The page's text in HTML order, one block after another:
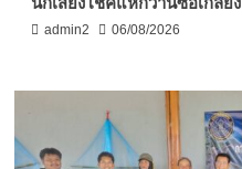
admin2 06/08/2026